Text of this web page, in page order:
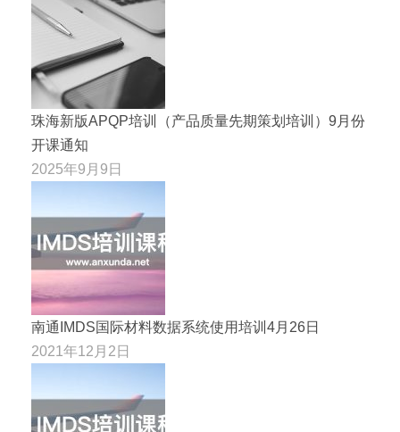
珠海新版APQP培训（产品质量先期策划培训）9月份
开课通知
2025年9月9日
南通IMDS国际材料数据系统使用培训4月26日
2021年12月2日